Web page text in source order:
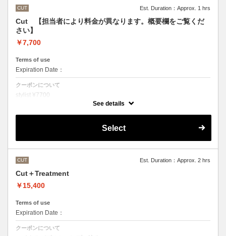
CUT Est. Duration：Approx. 1 hrs
Cut 【担当者により料金が異なります。概要欄をご覧くだ
さい】
￥7,700
Terms of use
Expiration Date：
クーポンについて
stylist ¥7700
シャンプースタイリング代が含まれております。
くかご来店の際にスタッフにお伝えください）
See details
Select
CUT Est. Duration：Approx. 2 hrs
Cut＋Treatment
￥15,400
Terms of use
Expiration Date：
クーポンについて